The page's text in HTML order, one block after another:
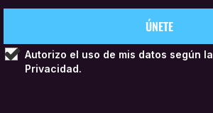
Autorizo el uso de mis datos según la
Privacidad.